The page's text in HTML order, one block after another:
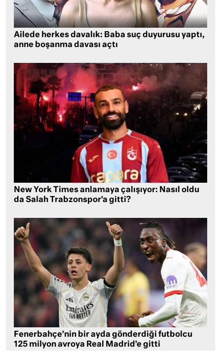
Ailede herkes davalık: Baba suç duyurusu yaptı,
anne boşanma davası açtı
New York Times anlamaya çalışıyor: Nasıl oldu
da Salah Trabzonspor’a gitti?
Fenerbahçe’nin bir ayda gönderdiği futbolcu
125 milyon avroya Real Madrid’e gitti